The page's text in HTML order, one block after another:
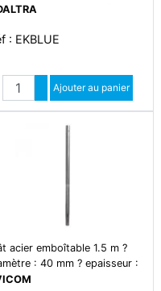
emballage par 6 pièces.
: EKBLUE
Quantité
Augmenter quantité
Diminuer quantité
Ajouter au panier
acier emboîtable 1.5 m ?
: 40 mm ? epaisseur :
mm